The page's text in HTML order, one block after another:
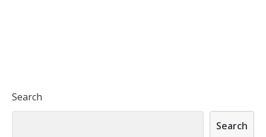
Search
Search